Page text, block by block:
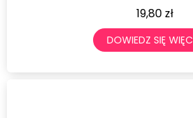
19,80 zł
DOWIEDZ SIĘ